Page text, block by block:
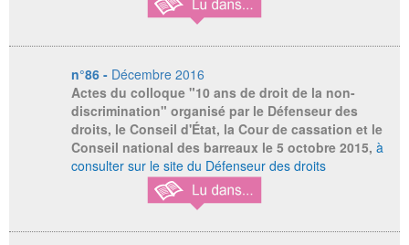
n°86 - Décembre 2016
Actes du colloque "10 ans de droit de la non-
discrimination" organisé par le Défenseur des
droits, le Conseil d'État, la Cour de cassation et le
Conseil national des barreaux le 5 octobre 2015, à
consulter sur le site du Défenseur des droits